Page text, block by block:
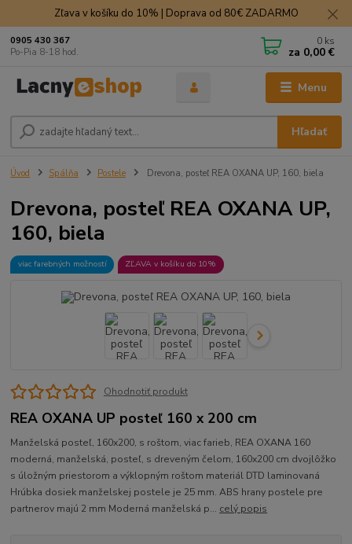
Zľava v košíku do 10% | Doprava od 80€ ZADARMO
Menu
Hľadať
0905 430 367
Po-Pia 8-18 hod.
0 ks
za 0,00 €
Úvod Spálňa Postele Drevona, posteľ REA OXANA UP, 160, biela
Drevona, posteľ REA OXANA UP,
160, biela
viac farebných možností ZĽAVA v košíku do 10%
Ohodnotiť produkt
REA OXANA UP posteľ 160 x 200 cm
Manželská posteľ, 160x200, s roštom, viac farieb, REA OXANA 160
moderná, manželská, posteľ, s dreveným čelom, 160x200 cm dvojlôžko
s úložným priestorom a výklopným roštom materiál DTD laminovaná
Hrúbka dosiek manželskej postele je 25 mm. ABS hrany postele pre
partnerov majú 2 mm Moderná manželská p... celý popis